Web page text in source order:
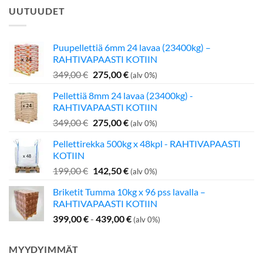
UUTUUDET
Puupellettiä 6mm 24 lavaa (23400kg) –
RAHTIVAPAASTI KOTIIN
349,00€ Alkuperäinen
oli:
349,00 €.
275,00€Nykyinen
on:
275,00 €.
(alv 0%)
Pellettiä 8mm 24 lavaa (23400kg) -
RAHTIVAPAASTI KOTIIN
349,00€ Alkuperäinen
oli:
275,00€Nykyinen
on:
(alv 0%)
Pellettirekka 500kg x 48kpl - RAHTIVAPAASTI
KOTIIN
199,00€ Alkuperäinen
oli:
199,00 €.
142,50€Nykyinen
on:
142,50 €.
(alv 0%)
Briketit Tumma 10kg x 96 pss lavalla –
RAHTIVAPAASTI KOTIIN
399,00€- 439,00€ (alv 0%)
MYYDYIMMÄT